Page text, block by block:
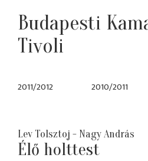
Budapesti
Tivoli
2011/2012 2010/2011
Lev Tolsztoj - Nagy András
Élő holttest